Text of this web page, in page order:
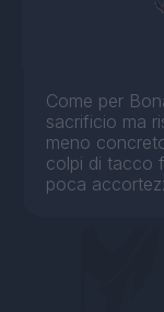
Come per
sacrificio ma
meno
colpi di tacco
poca